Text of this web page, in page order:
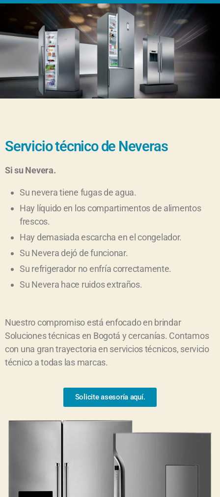
Servicio técnico de Neveras
Si su Nevera.
Su nevera tiene fugas de agua.
Hay líquido en los compartimentos de alimentos
frescos.
Hay demasiada escarcha en el congelador.
Su Nevera dejó de funcionar.
Su refrigerador no enfría correctamente.
Su Nevera hace ruidos extraños.
Nuestro compromiso está enfocado en brindar
Soluciones técnicas en Bogotá y cercanías. Contamos
con una gran trayectoria en servicios técnicos, servicio
técnico a todas las marcas.
Solicite asesoría aquí.